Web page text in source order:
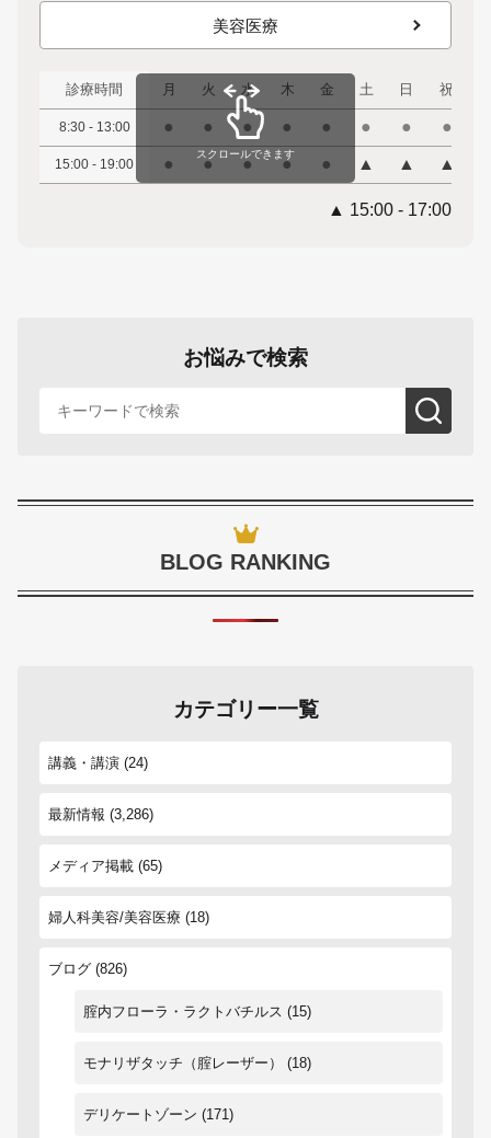
美容医療
診療時間 月 火 水 木 金 土 日 祝
8:30 - 13:00 ● ● ● ● ● ● ● ●
15:00 - 19:00 ● ● ● ● ● ▲ ▲ ▲
スクロールできます
▲ 15:00 - 17:00
お悩みで検索
BLOG RANKING
カテゴリー一覧
講義・講演 (24)
最新情報 (3,286)
メディア掲載 (65)
婦人科美容/美容医療 (18)
ブログ (826)
腟内フローラ・ラクトバチルス (15)
モナリザタッチ（腟レーザー） (18)
デリケートゾーン (171)